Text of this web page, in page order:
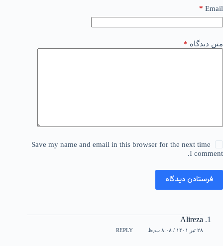
Email
*
متن دیدگاه *
Save my name and email in this browser for the next time
I comment.
فرستادن دیدگاه
Alireza
۲۸ تیر ۱۴۰۱ / ۸:۰۸ ب٫ظ REPLY